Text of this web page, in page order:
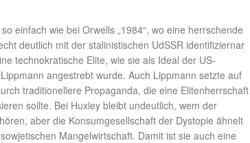
einfach wie bei Orwells „1984“, wo eine herrschende
deutlich mit der stalinistischen UdSSR identifiziernar
technokratische Elite, wie sie als Ideal der US-
angestrebt wurde. Auch Lippmann setzte auf
traditionellere Propaganda, die eine Elitenherrschaft
sollte. Bei Huxley bleibt undeutlich, wem der
aber die Konsumgesellschaft der Dystopie ähnelt
Mangelwirtschaft. Damit ist sie auch eine